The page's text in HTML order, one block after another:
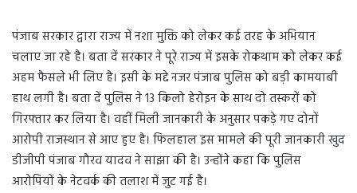
पंजाब सरकार द्वारा राज्य में नशा मुक्ति को लेकर कई तरह के अभियान
चलाए जा रहे है। बता दें सरकार ने पूरे राज्य में इसके रोकथाम को लेकर कई
अहम फैसले भी लिए है। इसी के मद्दे नजर पंजाब पुलिस को बड़ी कामयाबी
हाथ लगी है। बता दें पुलिस ने 13 किलो हेरोइन के साथ दो तस्करों को
गिरफ्तार कर लिया है। वहीं मिली जानकारी के अनुसार पकड़े गए दोनों
आरोपी राजस्थान से आए हुए है। फिलहाल इस मामले की पूरी जानकारी खुद
डीजीपी पंजाब गौरव यादव ने साझा की है। उन्होंने कहा कि पुलिस
आरोपियों के नेटवर्क की तलाश में जुट गई है।